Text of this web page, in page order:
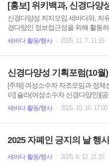
런스 대신 당사자의 살아있는 경험
과 말할 곳을 기다리기보다는 당당
경다양인의, 신경다양인에 의한, 신
[일시] 2025년 1월 15일 오후 2시 [장
& ..
[홍보] 위키백과, 신경다양
신경다양성 지지모임 세바다와, 자
경다양인 정보접근성을 위해 활동하
어 협회에서는 2025년 11월에 위키
께 신경다양성에 대해 이야기 나누
김소윤 교수님의 신경다양성 강연도
관심 있으신 분의 많은 참여를 바랍
1월 29일 (토) 오후 2시 - 6시주최: (
tas, 다언(신경다양인 운동언어 다시
(..
세바다 활동/행사 2025. 11. 7. 11:15
신경다양성 기획포럼(10월)
[주제] 여성소수자 자조모임과 정체
이] 슐라(여성소수자 신경다양인)[공
지지모임 세바다 · 다언(신경다양인
모임)[후원] 후견신탁연구센터[일시]
세바다 활동/행사 2025. 10. 16. 17:00
세바다 활동/행사 2025. 6. 12. 21:15